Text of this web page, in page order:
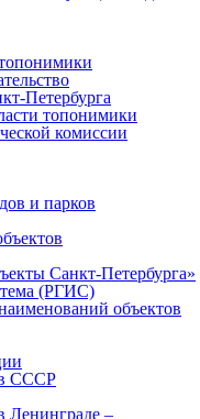
топонимики
комиссии
и парков
Санкт‑Петербурга»
(РГИС)
объектов
в СССР
Ленинграде –